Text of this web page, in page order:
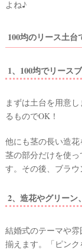
よね♪
100均のリース土
1、100均でリース
まずは土台を用意
るものでOK！
他にも茎の長い造花
茎の部分だけを使
す。その後、ブラウ
2、造花やグリーン
結婚式のテーマや
揃えます。「ピン